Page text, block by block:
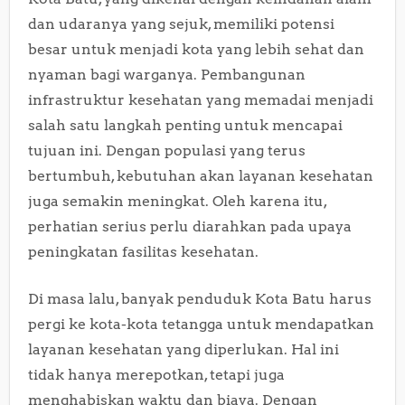
dan udaranya yang sejuk, memiliki potensi
besar untuk menjadi kota yang lebih sehat dan
nyaman bagi warganya. Pembangunan
infrastruktur kesehatan yang memadai menjadi
salah satu langkah penting untuk mencapai
tujuan ini. Dengan populasi yang terus
bertumbuh, kebutuhan akan layanan kesehatan
juga semakin meningkat. Oleh karena itu,
perhatian serius perlu diarahkan pada upaya
peningkatan fasilitas kesehatan.
Di masa lalu, banyak penduduk Kota Batu harus
pergi ke kota-kota tetangga untuk mendapatkan
layanan kesehatan yang diperlukan. Hal ini
tidak hanya merepotkan, tetapi juga
menghabiskan waktu dan biaya. Dengan